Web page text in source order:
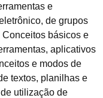
e
de grupos
básicos e
aplicativos
e modos de
textos, planilhas e
utilização de